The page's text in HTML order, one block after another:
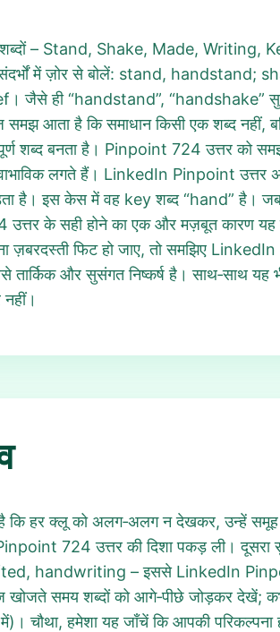
शब्दों – Stand, Shake, Made, Writing,
में ज़ोर से बोलें: stand,
ही “handstand”, “handshake”
आता है कि समाधान किसी एक शब्द नहीं,
शब्द बनता है। Pinpoint 724 उत्तर को
लगते हैं। LinkedIn Pinpoint उत्तर
है। इस केस में वह key शब्द “hand” है।
के सही होने का एक और मज़बूत कारण यह
ज़बरदस्ती फिट हो जाए, तो समझिए
तार्किक और सुसंगत निष्कर्ष है। साथ‑साथ
है कि हर क्लू को अलग‑अलग न देखकर, उन्हें
724 उत्तर की दिशा पकड़ ली।
handwriting – इससे LinkedIn Pinpoint
खोजते समय शब्दों को आगे‑पीछे जोड़कर
चौथा, हमेशा यह जाँचें कि आपकी परिकल्पना